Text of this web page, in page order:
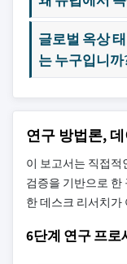
글로벌 옥상
는 누구입니까
연구 방법론,
이 보고서는 직접적
검증을 기반으로 한
한 데스크 리서치가
6단계 연구 프로